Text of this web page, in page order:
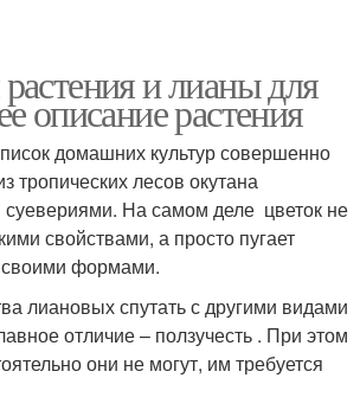
и лианы для
описание растения
домашних культур совершенно
тропических лесов окутана
суевериями. На самом деле цветок не
свойствами, а просто пугает
формами.
лиановых спутать с другими видами
отличие – ползучесть . При этом
они не могут, им требуется